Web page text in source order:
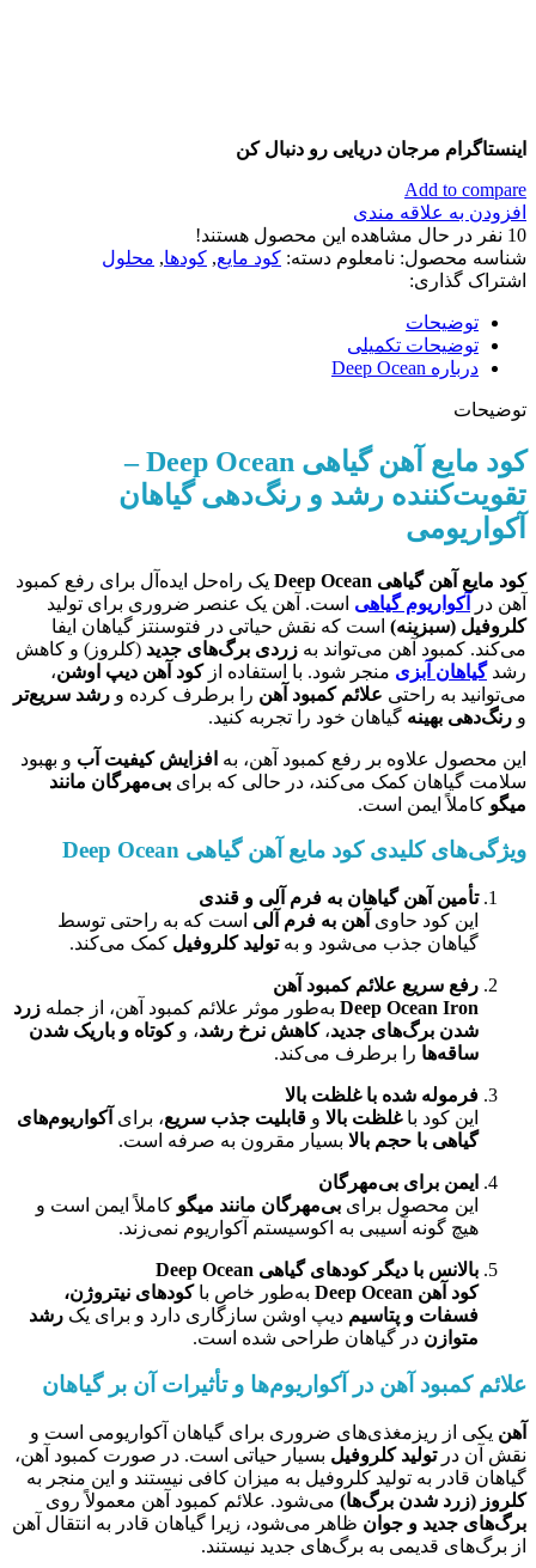
اینستاگرام مرجان دریایی رو دنبال کن
Add to compare
افزودن به علاقه مندی
10 نفر در حال مشاهده این محصول هستند!
شناسه محصول: نامعلوم دسته: کود مایع, کودها, محلول
اشتراک گذاری:
توضیحات
توضیحات تکمیلی
درباره Deep Ocean
توضیحات
کود مایع آهن گیاهی Deep Ocean –
تقویت‌کننده رشد و رنگ‌دهی گیاهان
آکواریومی
کود مایع آهن گیاهی Deep Ocean
یک راه‌حل ایده‌آل برای رفع کمبود
آهن در
آکواریوم‌ گیاهی است. آهن یک عنصر ضروری برای تولید
کلروفیل (سبزینه) است که نقش حیاتی در فتوسنتز گیاهان ایفا
می‌کند. کمبود آهن می‌تواند به زردی برگ‌های جدید (کلروز) و کاهش
رشدگیاهان آبزی منجر شود. با استفاده ازکود آهن دیپ اوشن،
می‌توانید به راحتی علائم کمبود آهن را برطرف کرده و رشد سریع‌تر
و رنگ‌دهی بهینه گیاهان خود را تجربه کنید.
این محصول علاوه بر رفع کمبود آهن، به افزایش کیفیت آب و بهبود
سلامت گیاهان کمک می‌کند، در حالی که برای بی‌مهرگان مانند
میگو کاملاً ایمن است.
ویژگی‌های کلیدی کود مایع آهن گیاهی Deep Ocean
تأمین آهن گیاهان به فرم آلی و قندی
این کود حاوی آهن به فرم آلی است که به راحتی توسط
گیاهان جذب می‌شود و بهتولید کلروفیل کمک می‌کند.
رفع سریع علائم کمبود آهن
Deep Ocean Iron به‌طور موثر علائم کمبود آهن، از جمله زرد
شدن برگ‌های جدید،کاهش نرخ رشد، وکوتاه و باریک شدن
ساقه‌ها را برطرف می‌کند.
فرموله شده با غلظت بالا
این کود باغلظت بالا و قابلیت جذب سریع، برای آکواریوم‌های
گیاهی با حجم بالا بسیار مقرون به صرفه است.
ایمن برای بی‌مهرگان
این محصول برای بی‌مهرگان مانند میگو کاملاً ایمن است و
هیچ گونه آسیبی به اکوسیستم آکواریوم نمی‌زند.
بالانس با دیگر کودهای گیاهی Deep Ocean
کود آهن Deep Ocean
به‌طور خاص باکودهای نیتروژن،
فسفات و پتاسیم دیپ اوشن سازگاری دارد و برای یک رشد
متوازن در گیاهان طراحی شده است.
علائم کمبود آهن در آکواریوم‌ها و تأثیرات آن بر گیاهان
آهن یکی از ریزمغذی‌های ضروری برای گیاهان آکواریومی است و
نقش آن درتولید کلروفیل بسیار حیاتی است. در صورت کمبود آهن،
گیاهان قادر به تولید کلروفیل به میزان کافی نیستند و این منجر به
کلروز (زرد شدن برگ‌ها) می‌شود. علائم کمبود آهن معمولاً روی
برگ‌های جدید و جوان ظاهر می‌شود، زیرا گیاهان قادر به انتقال آهن
از برگ‌های قدیمی به برگ‌های جدید نیستند.